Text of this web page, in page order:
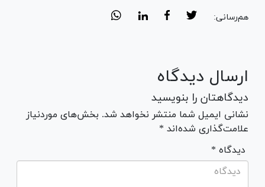
هم‌رسانی:
ارسال دیدگاه
دیدگاهتان را بنویسید
نشانی ایمیل شما منتشر نخواهد شد. بخش‌های موردنیاز
علامت‌گذاری شده‌اند *
* دیدگاه